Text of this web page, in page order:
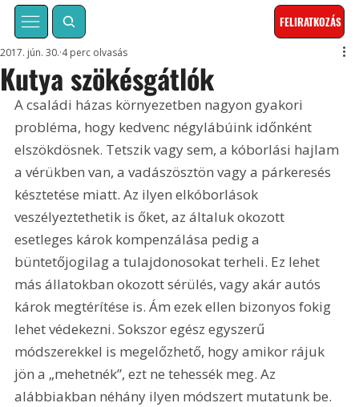
FELIRATKOZÁS
Kutya szökésgátlók
2017. jún. 30. 4 perc olvasás
A családi házas környezetben nagyon gyakori
probléma, hogy kedvenc négylábúink időnként
elszökdösnek. Tetszik vagy sem, a kóborlási hajlam
a vérükben van, a vadászösztön vagy a párkeresés
késztetése miatt. Az ilyen elkóborlások
veszélyeztethetik is őket, az általuk okozott
esetleges károk kompenzálása pedig a
büntetőjogilag a tulajdonosokat terheli. Ez lehet
más állatokban okozott sérülés, vagy akár autós
károk megtérítése is. Ám ezek ellen bizonyos fokig
lehet védekezni. Sokszor egész egyszerű
módszerekkel is megelőzhető, hogy amikor rájuk
jön a „mehetnék”, ezt ne tehessék meg. Az
alábbiakban néhány ilyen módszert mutatunk be.